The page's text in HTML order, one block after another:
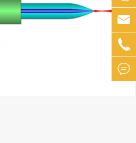


